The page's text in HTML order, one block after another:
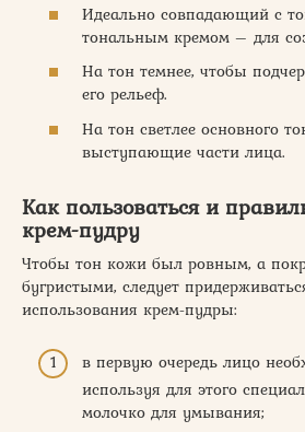
Идеально совпадающий с
тональным кремом – для
На тон темнее, чтобы
его рельеф.
На тон светлее основного
выступающие части лица.
Как пользоваться и
крем-пудру
Чтобы тон кожи был ровным, а
бугристыми, следует
использования крем-пудры:
в первую очередь лицо
используя для этого
молочко для умывания;